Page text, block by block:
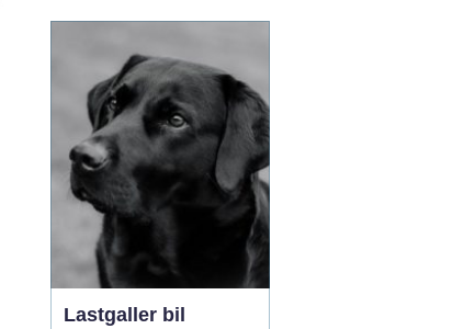
kännas överväldigande,
men med rätt k...
Lastgaller bil